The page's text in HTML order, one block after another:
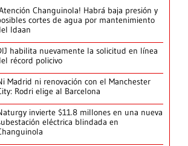
Changuinola! Habrá baja presión y
cortes de agua por mantenimiento
Idaan
habilita nuevamente la solicitud en línea
récord policivo
Madrid ni renovación con el Manchester
Rodri elige al Barcelona
invierte $11.8 millones en una nueva
eléctrica blindada en